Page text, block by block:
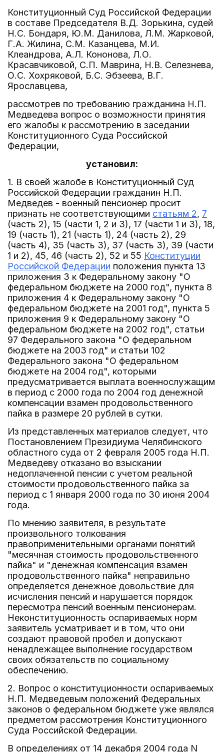
Конституционный Суд Российской Федерации
в составе Председателя В.Д. Зорькина, судей
Н.С. Бондаря, Ю.М. Данилова, Л.М. Жарковой,
Г.А. Жилина, С.М. Казанцева, М.И.
Клеандрова, А.Л. Кононова, Л.О.
Красавчиковой, С.П. Маврина, Н.В. Селезнева,
О.С. Хохряковой, Б.С. Эбзеева, В.Г.
Ярославцева,
рассмотрев по требованию гражданина Н.П.
Медведева вопрос о возможности принятия
его жалобы к рассмотрению в заседании
Конституционного Суда Российской
Федерации,
установил:
1. В своей жалобе в Конституционный Суд
Российской Федерации гражданин Н.П.
Медведев - военный пенсионер просит
признать не соответствующими статьям 2, 7
(часть 2), 15 (части 1, 2 и 3), 17 (части 1 и 3), 18,
19 (часть 1), 21 (часть 1), 24 (часть 2), 29
(часть 4), 35 (часть 3), 37 (часть 3), 39 (части
1 и 2), 45, 46 (часть 2), 52 и 55 Конституции
Российской Федерации положения пункта 13
приложения 3 к Федеральному закону "О
федеральном бюджете на 2000 год", пункта 8
приложения 4 к Федеральному закону "О
федеральном бюджете на 2001 год", пункта 5
приложения 9 к Федеральному закону "О
федеральном бюджете на 2002 год", статьи
97 Федерального закона "О федеральном
бюджете на 2003 год" и статьи 102
Федерального закона "О федеральном
бюджете на 2004 год", которыми
предусматривается выплата военнослужащим
в период с 2000 года по 2004 год денежной
компенсации взамен продовольственного
пайка в размере 20 рублей в сутки.
Из представленных материалов следует, что
Постановлением Президиума Челябинского
областного суда от 2 февраля 2005 года Н.П.
Медведеву отказано во взыскании
недоплаченной пенсии с учетом реальной
стоимости продовольственного пайка за
период с 1 января 2000 года по 30 июня 2004
года.
По мнению заявителя, в результате
произвольного толкования
правоприменительными органами понятий
"месячная стоимость продовольственного
пайка" и "денежная компенсация взамен
продовольственного пайка" неправильно
определяется денежное довольствие для
исчисления пенсий и нарушается порядок
пересмотра пенсий военным пенсионерам.
Неконституционность оспариваемых норм
заявитель усматривает и в том, что они
создают правовой пробел и допускают
ненадлежащее выполнение государством
своих обязательств по социальному
обеспечению.
2. Вопрос о конституционности оспариваемых
Н.П. Медведевым положений Федеральных
законов о федеральном бюджете уже являлся
предметом рассмотрения Конституционного
Суда Российской Федерации.
В определениях от 14 декабря 2004 года N